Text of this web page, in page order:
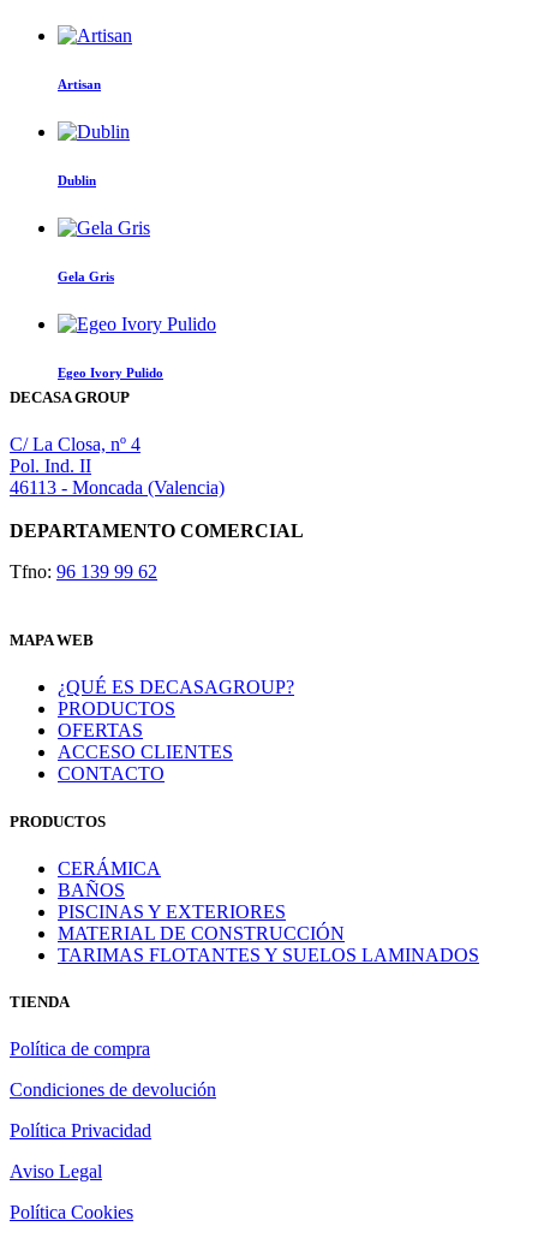
Artisan
Dublin
Gela Gris
Egeo Ivory Pulido
DECASA GROUP
C/ La Closa, nº 4
Pol. Ind. II
46113 - Moncada (Valencia)
DEPARTAMENTO COMERCIAL
Tfno: 96 139 99 62
MAPA WEB
¿QUÉ ES DECASAGROUP?
PRODUCTOS
OFERTAS
ACCESO CLIENTES
CONTACTO
PRODUCTOS
CERÁMICA
BAÑOS
PISCINAS Y EXTERIORES
MATERIAL DE CONSTRUCCIÓN
TARIMAS FLOTANTES Y SUELOS LAMINADOS
TIENDA
Política de compra
Condiciones de devolución
Política Privacidad
Aviso Legal
Política Cookies